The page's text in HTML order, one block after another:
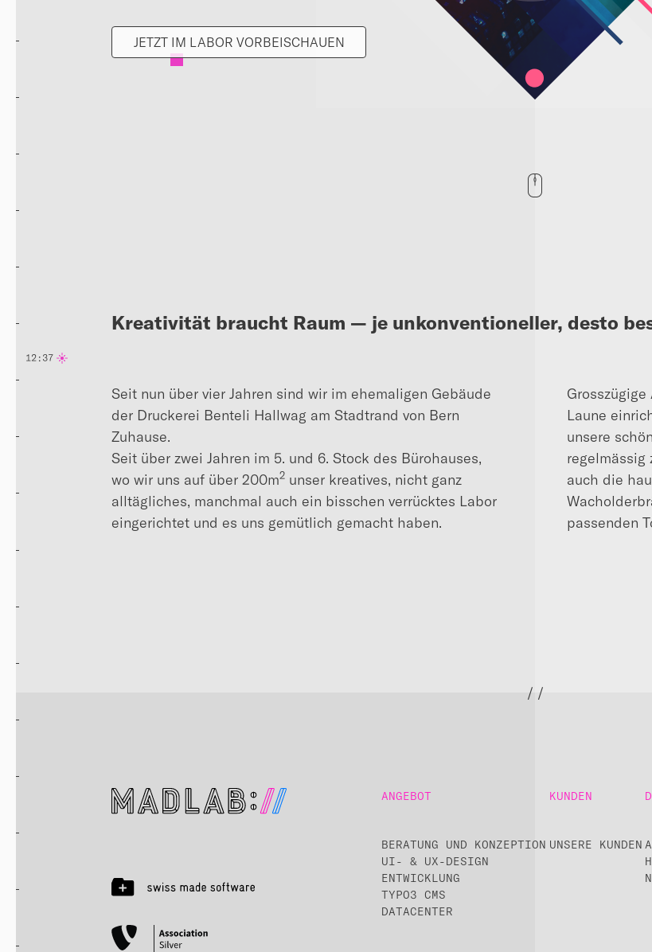
12:37
JETZT IM LABOR VORBEISCHAUEN
Kreativität braucht Raum — je unkonventioneller, desto
Seit nun über vier Jahren sind wir im ehemaligen Gebäude
der Druckerei Benteli Hallwag am Stadtrand von Bern
Zuhause.
Seit über zwei Jahren im 5. und 6. Stock des Bürohauses,
wo wir uns auf über 200m2 unser kreatives, nicht ganz
alltägliches, manchmal auch ein bisschen verrücktes Labor
eingerichtet und es uns gemütlich gemacht haben.
Laune
unsere
regelmässig
auch die
passenden
ANGEBOT
BERATUNG UND KONZEPTION
UI- & UX-DESIGN
ENTWICKLUNG
TYPO3 CMS
DATACENTER
KUNDEN
UNSERE KUNDEN